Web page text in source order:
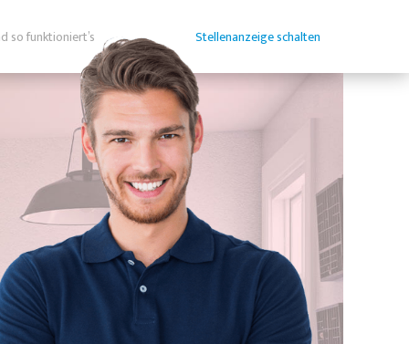
so funktioniert’s Stellenanzeige schalten